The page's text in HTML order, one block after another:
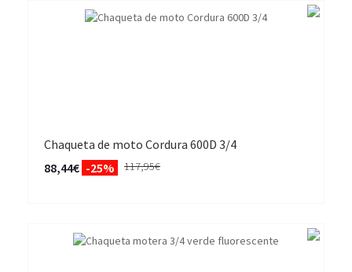
Chaqueta de moto Cordura 600D 3/4
88,44€ -25% 117,95€